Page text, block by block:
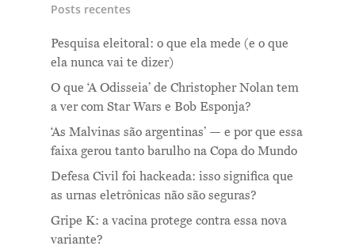
Posts recentes
Pesquisa eleitoral: o que ela mede (e o que
ela nunca vai te dizer)
O que ‘A Odisseia’ de Christopher Nolan tem
a ver com Star Wars e Bob Esponja?
‘As Malvinas são argentinas’ — e por que essa
faixa gerou tanto barulho na Copa do Mundo
Defesa Civil foi hackeada: isso significa que
as urnas eletrônicas não são seguras?
Gripe K: a vacina protege contra essa nova
variante?